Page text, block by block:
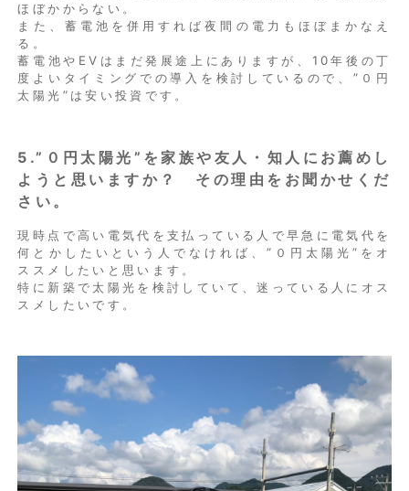
ほぼかからない。
また、蓄電池を併用すれば夜間の電力もほぼまかなえ
る。
蓄電池やEVはまだ発展途上にありますが、10年後の丁
度よいタイミングでの導入を検討しているので、”０円
太陽光”は安い投資です。
5.”０円太陽光”を家族や友人・知人にお薦めし
ようと思いますか？ その理由をお聞かせくだ
さい。
現時点で高い電気代を支払っている人で早急に電気代を
何とかしたいという人でなければ、”０円太陽光”をオ
ススメしたいと思います。
特に新築で太陽光を検討していて、迷っている人にオス
スメしたいです。